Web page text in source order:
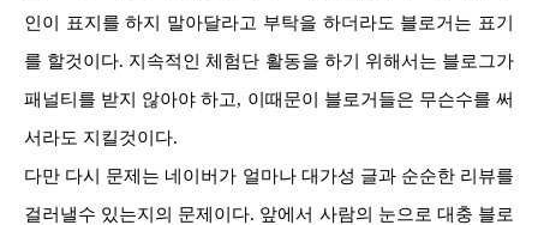
인이 표지를 하지 말아달라고 부탁을 하더라도 블로거는 표기
를 할것이다. 지속적인 체험단 활동을 하기 위해서는 블로그가
패널티를 받지 않아야 하고, 이때문이 블로거들은 무슨수를 써
서라도 지킬것이다.
다만 다시 문제는 네이버가 얼마나 대가성 글과 순순한 리뷰를
걸러낼수 있는지의 문제이다. 앞에서 사람의 눈으로 대충 블로